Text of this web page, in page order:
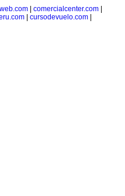
| comercialcenter.com|
cursodevuelo.com